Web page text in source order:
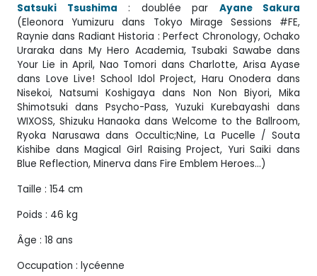
Satsuki Tsushima : doublée par Ayane Sakura
(Eleonora Yumizuru dans Tokyo Mirage Sessions #FE,
Raynie dans Radiant Historia : Perfect Chronology, Ochako
Uraraka dans My Hero Academia, Tsubaki Sawabe dans
Your Lie in April, Nao Tomori dans Charlotte, Arisa Ayase
dans Love Live! School Idol Project, Haru Onodera dans
Nisekoi, Natsumi Koshigaya dans Non Non Biyori, Mika
Shimotsuki dans Psycho-Pass, Yuzuki Kurebayashi dans
WIXOSS, Shizuku Hanaoka dans Welcome to the Ballroom,
Ryoka Narusawa dans Occultic;Nine, La Pucelle / Souta
Kishibe dans Magical Girl Raising Project, Yuri Saiki dans
Blue Reflection, Minerva dans Fire Emblem Heroes…)
Taille : 154 cm
Poids : 46 kg
Âge : 18 ans
Occupation : lycéenne